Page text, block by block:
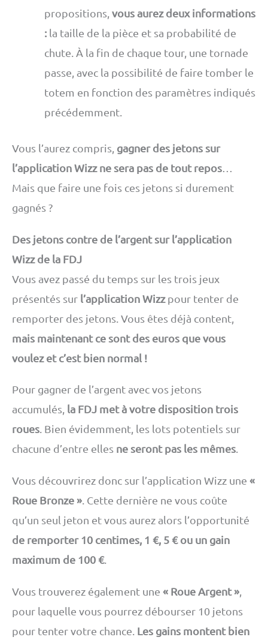
propositions, vous aurez deux informations
: la taille de la pièce et sa probabilité de
chute. À la fin de chaque tour, une tornade
passe, avec la possibilité de faire tomber le
totem en fonction des paramètres indiqués
précédemment.
Vous l’aurez compris, gagner des jetons sur
l’application Wizz ne sera pas de tout repos
Mais que faire une fois ces jetons si durement
gagnés ?
Des jetons contre de l’argent sur l’application
Wizz de la FDJ
Vous avez passé du temps sur les trois jeux
présentés sur l’application Wizzpour tenter de
remporter des jetons. Vous êtes déjà content,
mais maintenant ce sont des euros que vous
voulez et c’est bien normal !
Pour gagner de l’argent avec vos jetons
accumulés, la FDJ met à votre disposition trois
roues. Bien évidemment, les lots potentiels sur
chacune d’entre elles ne seront pas les mêmes.
Vous découvrirez donc sur l’application Wizz une «
Roue Bronze » . Cette dernière ne vous coûte
qu’un seul jeton et vous aurez alors l’opportunité
de remporter 10 centimes, 1 €, 5 € ou un gain
maximum de 100 €.
Vous trouverez également une « Roue Argent »
pour laquelle vous pourrez débourser 10 jetons
pour tenter votre chance. Les gains montent bien